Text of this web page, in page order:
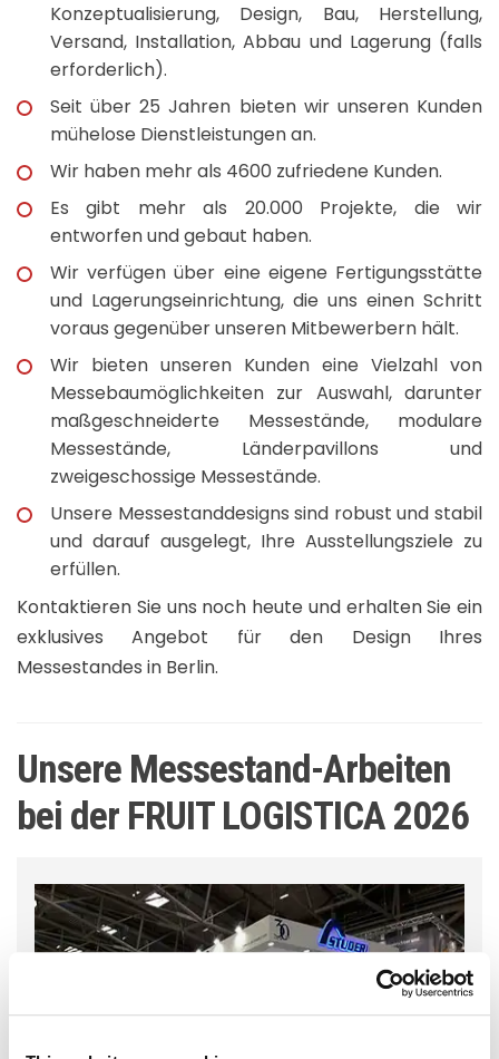
Konzeptualisierung, Design, Bau, Herstellung,
Versand, Installation, Abbau und Lagerung (falls
erforderlich).
Seit über 25 Jahren bieten wir unseren Kunden
mühelose Dienstleistungen an.
Wir haben mehr als 4600 zufriedene Kunden.
Es gibt mehr als 20.000 Projekte, die wir
entworfen und gebaut haben.
Wir verfügen über eine eigene Fertigungsstätte
und Lagerungseinrichtung, die uns einen Schritt
voraus gegenüber unseren Mitbewerbern hält.
Wir bieten unseren Kunden eine Vielzahl von
Messebaumöglichkeiten zur Auswahl, darunter
maßgeschneiderte Messestände, modulare
Messestände, Länderpavillons und
zweigeschossige Messestände.
Unsere Messestanddesigns sind robust und stabil
und darauf ausgelegt, Ihre Ausstellungsziele zu
erfüllen.
Kontaktieren Sie uns noch heute und erhalten Sie ein
exklusives Angebot für den Design Ihres
Messestandes in Berlin.
Unsere Messestand-Arbeiten
bei der FRUIT LOGISTICA 2026